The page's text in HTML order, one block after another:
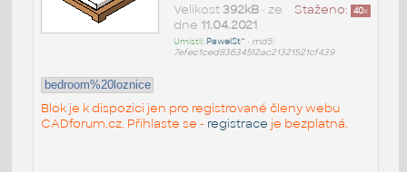
Staženo: 40x
Velikost392kB• ze
dne 11.04.2021
Umístil: PawelSt^ • md5:
7efec1ced83634512ac21321521cf439
bedroom%20loznice
Blok je k dispozici jen pro registrované členy webu
CADforum.cz. Přihlaste se - registrace je bezplatná.